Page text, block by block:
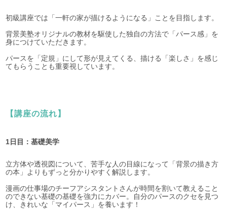
初級講座では「一軒の家が描けるようになる」ことを目指します。
背景美塾オリジナルの教材を駆使した独自の方法で「パース感」を
身につけていただきます。
パースを「定規」にして形が見えてくる、描ける「楽しさ」を感じ
てもらうことも重要視しています。
【講座の流れ】
1日目：基礎美学
立方体や透視図について、苦手な人の目線になって「背景の描き方
の本」よりもずっと分かりやすく解説します。
漫画の仕事場のチーフアシスタントさんが時間を割いて教えること
のできない基礎の基礎を強力にカバー。自分のパースのクセを見つ
け、きれいな「マイパース」を養います！